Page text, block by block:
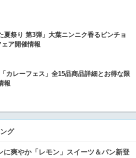
夏祭り 第3弾」大葉ニンニク香るビンチョ
ア開催情報
カレーフェス」全15品商品詳細とお得な限
報
グ
に爽やか「レモン」スイーツ＆パン新登